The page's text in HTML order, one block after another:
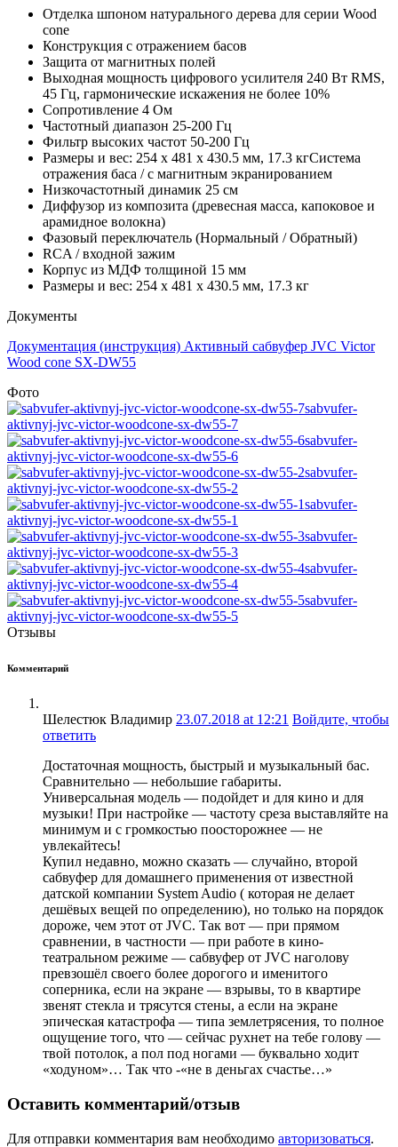
Отделка шпоном натурального дерева для серии Wood
cone
Конструкция с отражением басов
Защита от магнитных полей
Выходная мощность цифрового усилителя 240 Вт RMS,
45 Гц, гармонические искажения не более 10%
Сопротивление 4 Ом
Частотный диапазон 25-200 Гц
Фильтр высоких частот 50-200 Гц
Размеры и вес: 254 x 481 x 430.5 мм, 17.3 кгСистема
отражения баса / с магнитным экранированием
Низкочастотный динамик 25 см
Диффузор из композита (древесная масса, капоковое и
арамидное волокна)
Фазовый переключатель (Нормальный / Обратный)
RCA / входной зажим
Корпус из МДФ толщиной 15 мм
Размеры и вес: 254 x 481 x 430.5 мм, 17.3 кг
Документы
Документация (инструкция) Активный сабвуфер JVC Victor
Wood cone SX-DW55
Фото
sabvufer-
aktivnyj-jvc-victor-woodcone-sx-dw55-7
sabvufer-
aktivnyj-jvc-victor-woodcone-sx-dw55-6
sabvufer-
aktivnyj-jvc-victor-woodcone-sx-dw55-2
sabvufer-
aktivnyj-jvc-victor-woodcone-sx-dw55-1
sabvufer-
aktivnyj-jvc-victor-woodcone-sx-dw55-3
sabvufer-
aktivnyj-jvc-victor-woodcone-sx-dw55-4
sabvufer-
aktivnyj-jvc-victor-woodcone-sx-dw55-5
Отзывы
Комментарий
Шелестюк Владимир 23.07.2018 at 12:21 Войдите, чтобы
ответить
Достаточная мощность, быстрый и музыкальный бас.
Сравнительно — небольшие габариты.
Универсальная модель — подойдет и для кино и для
музыки! При настройке — частоту среза выставляйте на
минимум и с громкостью поосторожнее — не
увлекайтесь!
Купил недавно, можно сказать — случайно, второй
сабвуфер для домашнего применения от известной
датской компании System Audio ( которая не делает
дешёвых вещей по определению), но только на порядок
дороже, чем этот от JVC. Так вот — при прямом
сравнении, в частности — при работе в кино-
театральном режиме — сабвуфер от JVC наголову
превзошёл своего более дорогого и именитого
соперника, если на экране — взрывы, то в квартире
звенят стекла и трясутся стены, а если на экране
эпическая катастрофа — типа землетрясения, то полное
ощущение того, что — сейчас рухнет на тебе голову —
твой потолок, а пол под ногами — буквально ходит
«ходуном»… Так что -«не в деньгах счастье…»
Оставить комментарий/отзыв
Для отправки комментария вам необходимо авторизоваться.